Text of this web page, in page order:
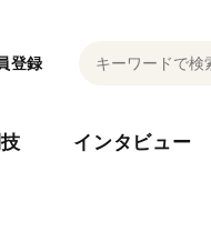
登録
インタビュー